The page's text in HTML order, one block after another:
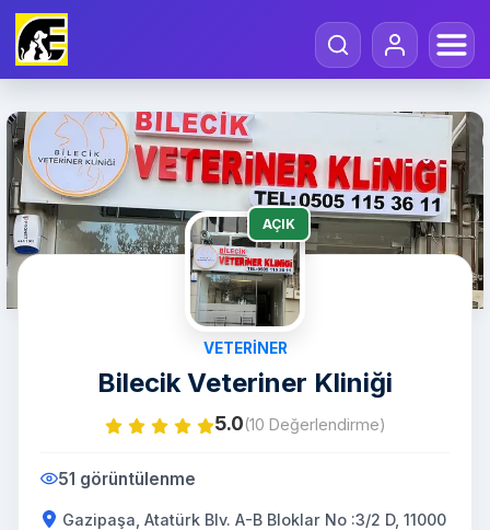
AÇIK
VETERINER
Bilecik Veteriner Kliniği
5.0(10 Değerlendirme)
51 görüntülenme
Gazipaşa, Atatürk Blv. A-B Bloklar No :3/2 D, 11000